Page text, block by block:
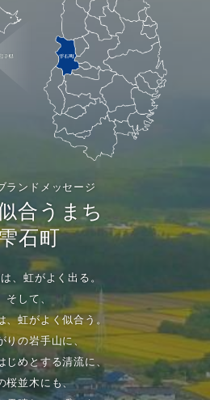
ランドメッセージ
合うまち
石町
、虹がよく出る。
そして、
、虹がよく似合う。
りの岩手山に、
じめとする清流に、
桜並木にも、